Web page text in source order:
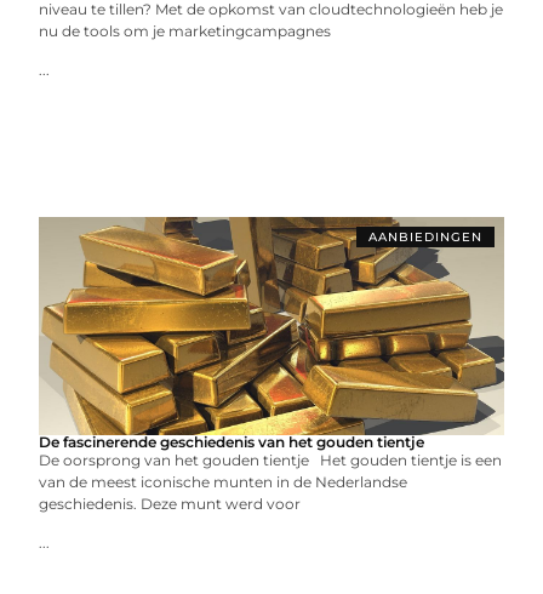
niveau te tillen? Met de opkomst van cloudtechnologieën heb je
nu de tools om je marketingcampagnes
...
AANBIEDINGEN
De fascinerende geschiedenis van het gouden tientje
De oorsprong van het gouden tientje Het gouden tientje is een
van de meest iconische munten in de Nederlandse
geschiedenis. Deze munt werd voor
...